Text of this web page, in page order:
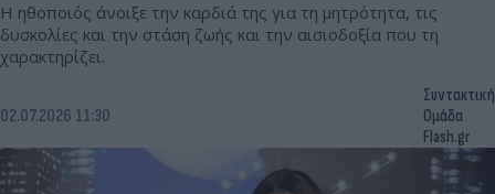
Η ηθοποιός άνοιξε την καρδιά της για τη μητρότητα, τις
δυσκολίες και την στάση ζωής και την αισιοδοξία που τη
χαρακτηρίζει.
02.07.2026 11:30
Συντακτική
Ομάδα
Flash.gr